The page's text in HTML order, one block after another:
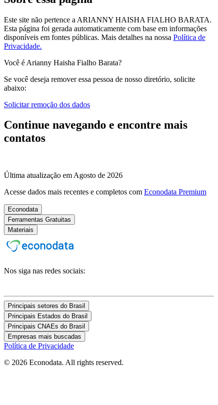
Este site não pertence a ARIANNY HAISHA FIALHO BARATA.
Esta página foi gerada automaticamente com base em informações
disponíveis em fontes públicas. Mais detalhes na nossa Política de
Privacidade.
Você é Arianny Haisha Fialho Barata?
Se você deseja remover essa pessoa de nosso diretório, solicite
abaixo:
Solicitar remoção dos dados
Continue navegando e encontre mais
contatos
Última atualização em Agosto de 2026
Acesse dados mais recentes e completos com Econodata Premium
Econodata
Ferramentas Gratuitas
Materiais
Nos siga nas redes sociais:
Principais setores do Brasil
Principais Estados do Brasil
Principais CNAEs do Brasil
Empresas mais buscadas
Política de Privacidade
© 2026 Econodata. All rights reserved.